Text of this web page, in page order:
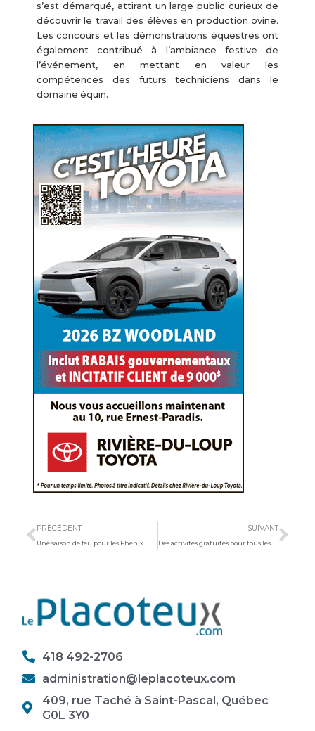
s’est démarqué, attirant un large public curieux de
découvrir le travail des élèves en production ovine.
Les concours et les démonstrations équestres ont
également contribué à l’ambiance festive de
l’événement, en mettant en valeur les
compétences des futurs techniciens dans le
domaine équin.
PRÉCÉDENT
Une saison de feu pour les Phénix
SUIVANT
Des activités gratuites pour tous les âges : La MRC de L’Islet relance le programme Accès-Loisirs
418 492-2706
administration@leplacoteux.com
409, rue Taché à Saint-Pascal, Québec
G0L 3Y0